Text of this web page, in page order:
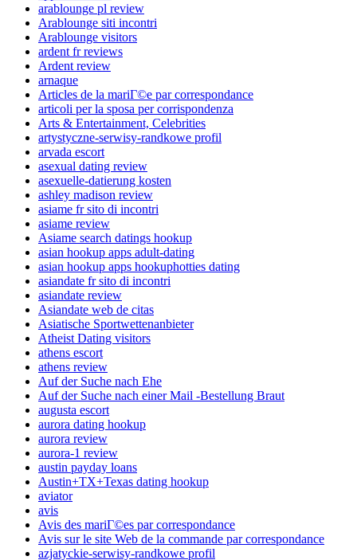
arablounge pl review
Arablounge siti incontri
Arablounge visitors
ardent fr reviews
Ardent review
arnaque
Articles de la mariГ©e par correspondance
articoli per la sposa per corrispondenza
Arts & Entertainment, Celebrities
artystyczne-serwisy-randkowe profil
arvada escort
asexual dating review
asexuelle-datierung kosten
ashley madison review
asiame fr sito di incontri
asiame review
Asiame search datings hookup
asian hookup apps adult-dating
asian hookup apps hookuphotties dating
asiandate fr sito di incontri
asiandate review
Asiandate web de citas
Asiatische Sportwettenanbieter
Atheist Dating visitors
athens escort
athens review
Auf der Suche nach Ehe
Auf der Suche nach einer Mail -Bestellung Braut
augusta escort
aurora dating hookup
aurora review
aurora-1 review
austin payday loans
Austin+TX+Texas dating hookup
aviator
avis
Avis des mariГ©es par correspondance
Avis sur le site Web de la commande par correspondance
azjatyckie-serwisy-randkowe profil